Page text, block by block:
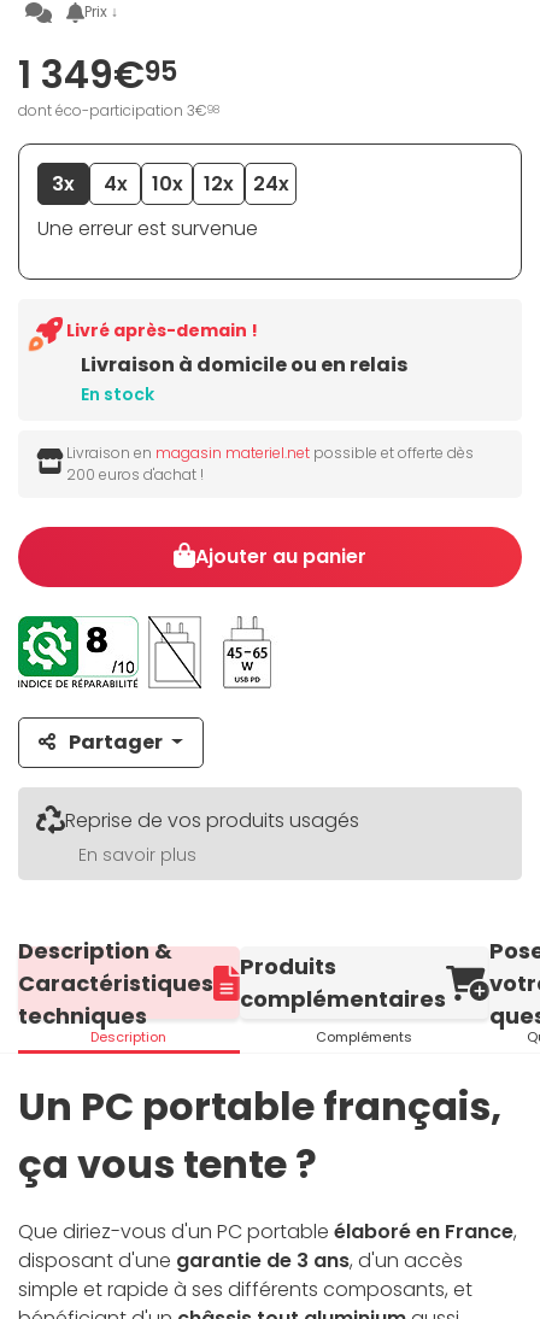
Prix ↓
1 349€95
dont éco-participation 3€98
3x 4x 10x 12x
24x
Une erreur est survenue
Livraison à domicile ou en relais
En stock
Livré après-demain !
Livraison en magasin materiel.net possible et offerte dès
200 euros d'achat !
Ajouter au panier
Partager
Reprise de vos produits usagés
En savoir plus
Description &
Caractéristiques
techniques
Description
Produits
complémentaires
Compléments
Un PC portable français,
ça vous tente ?
Que diriez-vous d'un PC portable élaboré en France,
disposant d'une garantie de 3 ans, d'un accès
simple et rapide à ses différents composants, et